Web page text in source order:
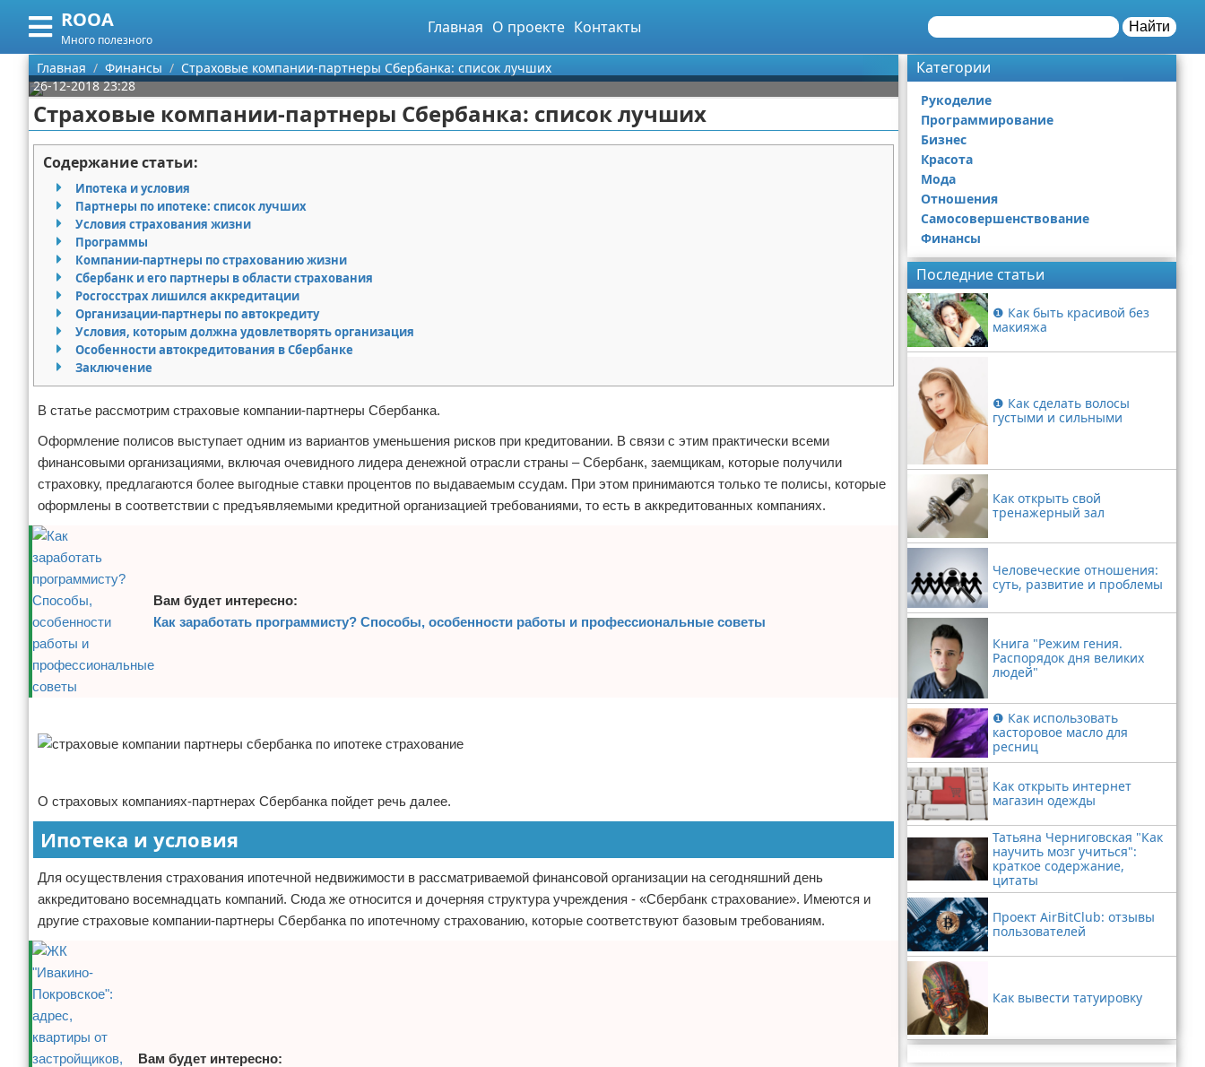
ROOA
Много полезного
Главная О проекте Контакты Найти
Меню
Главная
Категории
Рукоделие
Программирование
Бизнес
Красота
Мода
Отношения
Самосовершенствование
Поиск
О проекте
Контакты
Сотрудничество
Размещение рекламы
Для правообладателей
Условия предоставления информации
Главная Финансы
Страховые компании-партнеры Сбербанка: список лучших
26-12-2018 23:28
Страховые компании-партнеры Сбербанка: список лучших
Содержание статьи:
Ипотека и условия
Партнеры по ипотеке: список лучших
Условия страхования жизни
Программы
Компании-партнеры по страхованию жизни
Сбербанк и его партнеры в области страхования
Росгосстрах лишился аккредитации
Организации-партнеры по автокредиту
Условия, которым должна удовлетворять организация
Особенности автокредитования в Сбербанке
Заключение
В статье рассмотрим страховые компании-партнеры Сбербанка.
Оформление полисов выступает одним из вариантов уменьшения рисков при кредитовании. В связи с этим практически всеми
финансовыми организациями, включая очевидного лидера денежной отрасли страны – Сбербанк, заемщикам, которые получили
страховку, предлагаются более выгодные ставки процентов по выдаваемым ссудам. При этом принимаются только те полисы, которые
оформлены в соответствии с предъявляемыми кредитной организацией требованиями, то есть в аккредитованных компаниях.
Вам будет интересно:
Как заработать программисту? Способы, особенности работы и профессиональные советы
О страховых компаниях-партнерах Сбербанка пойдет речь далее.
Ипотека и условия
Для осуществления страхования ипотечной недвижимости в рассматриваемой финансовой организации на сегодняшний день
аккредитовано восемнадцать компаний. Сюда же относится и дочерняя структура учреждения - «Сбербанк страхование». Имеются и
другие страховые компании-партнеры Сбербанка по ипотечному страхованию, которые соответствуют базовым требованиям.
Вам будет интересно:
Категории
Рукоделие
Программирование
Бизнес
Красота
Мода
Отношения
Самосовершенствование
Финансы
Последние статьи
❶ Как быть красивой без
макияжа
❶ Как сделать волосы
густыми и сильными
Как открыть свой
тренажерный зал
Человеческие отношения:
суть, развитие и проблемы
Книга "Режим гения.
Распорядок дня великих
людей"
❶ Как использовать
касторовое масло для
ресниц
Как открыть интернет
магазин одежды
Татьяна Черниговская "Как
научить мозг учиться":
краткое содержание,
цитаты
Проект AirBitClub: отзывы
пользователей
Как вывести татуировку